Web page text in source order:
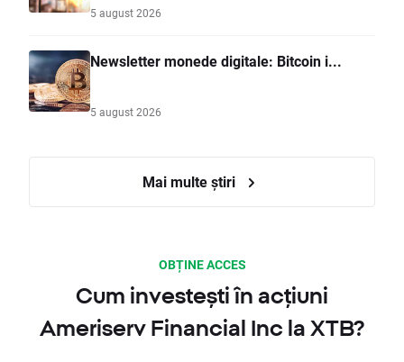
5 august 2026
Newsletter monede digitale: Bitcoin i...
5 august 2026
Mai multe știri
OBȚINE ACCES
Cum investești în acțiuni
Ameriserv Financial Inc la XTB?